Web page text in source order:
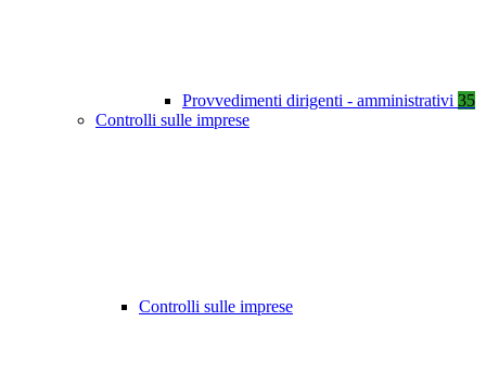
Provvedimenti dirigenti - amministrativi 35
Controlli sulle imprese
Controlli sulle imprese